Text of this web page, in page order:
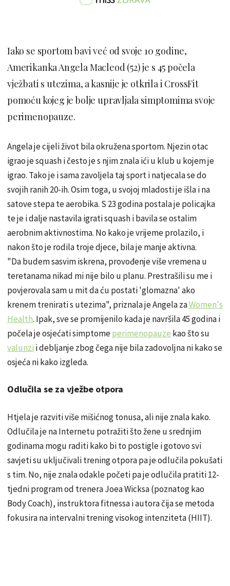
Iako se sportom bavi već od svoje 10 godine,
Amerikanka Angela Macleod (52) je s 45 počela
vježbati s utezima, a kasnije je otkrila i CrossFit
pomoću kojeg je bolje upravljala simptomima svoje
perimenopauze.
Angela je cijeli život bila okružena sportom. Njezin otac
igrao je squash i često je s njim znala ići u klub u kojem je
igrao. Tako je i sama zavoljela taj sport i natjecala se do
svojih ranih 20-ih. Osim toga, u svojoj mladosti je išla i na
satove stepa te aerobika. S 23 godina postala je policajka
te je i dalje nastavila igrati squash i bavila se ostalim
aerobnim aktivnostima. No kako je vrijeme prolazilo, i
nakon što je rodila troje djece, bila je manje aktivna.
"Da budem sasvim iskrena, provođenje više vremena u
teretanama nikad mi nije bilo u planu. Prestrašili su me i
povjerovala sam u mit da ću postati 'glomazna' ako
krenem trenirati s utezima", priznala je Angela zaWomen's
Health. Ipak, sve se promijenilo kada je navršila 45 godina i
počela je osjećati simptomeperimenopauze kao što su
valunzi i debljanje zbog čega nije bila zadovoljna ni kako se
osjeća ni kako izgleda.
Odlučila se za vježbe otpora
Htjela je razviti više mišićnog tonusa, ali nije znala kako.
Odlučila je na Internetu potražiti što žene u srednjim
godinama mogu raditi kako bi to postigle i gotovo svi
savjeti su uključivali trening otpora pa je odlučila pokušati
s tim. No, nije znala odakle početi pa je odlučila pratiti 12-
tjedni program od trenera Joea Wicksa (poznatog kao
Body Coach), instruktora fitnessa i autora čija se metoda
fokusira na intervalni trening visokog intenziteta (HIIT).